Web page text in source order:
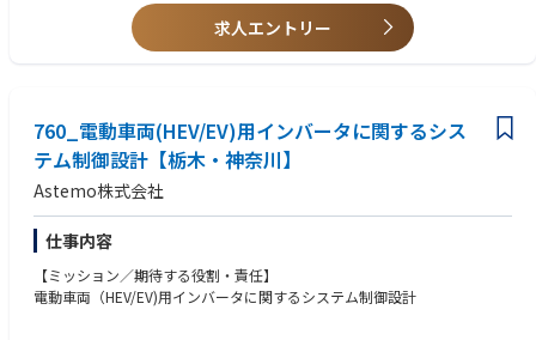
・プログラム基軸での経営管理を実現するためのプログラム収支管理シス
テムの導入にメンバーとして参画
・プログラムデータ管理、グローバル件名の収支分析のオペレーション
・プログラム収支管理システムの導入によるマスターデータ一元管理（信
頼できる唯一の公式数値）
・プログラム収支に関連するデータ、各種マスター等の設計
・プログラム収支の可視化、データ集計、可視化
・プログラムコントローラーの分析サポート
●具体的な仕事内容
・管理システム導入にあたりITベンダーと共同で要件整理、システム設計
するプロジェクトにメンバーとして参画 *別地域で導入済みのシステム
を日本展開するため、ローカライズが主たる推進事項
までをリードする
・個別プロジェクトで得た知見を、再利用可能な参照構成・設計標準とし
・グローバルNo.1クラスの車載コックピット事業を軸に、1兆円を超える
事業規模の変革を、実装の最前線から動かす経験を得られます
・事業課題から出発してアーキテクチャを描くため、単なる技術実装に留
まらない成長機会があります
・基幹業務領域(ERP)、データ基盤、業務アプリ、AI/Agent活用など幅広い
テーマを横断して経験できます
・経営/事業部門と直接議論しながら、将来的にEAやDXリードへキャリア
を広げられます
以下いずれかの領域あるいは両方における深い経験（特にB領域歓迎）
・A) 経営管理・データ基盤領域: ERP、SCM、経営管理、BI、MDM、デー
【歓迎】
・経営管理・データ基盤領域と開発・製造システム領域の双方に関する知
見
・グローバル環境におけるシステム標準化・データ統合経験
・DevOps、CI/CD、OTA等を含むソフトウェア開発基盤構築経験
・事業戦略・業務改革テーマに踏み込み、業務変革までリードした経験
・エンタープライズアーキテクトと連携した全社アーキテクチャ設計経験
求人エントリー
760_電動車両(HEV/EV)用インバータに関するシス
テム制御設計【栃木・神奈川】
Astemo株式会社
仕事内容
【ミッション／期待する役割・責任】
電動車両（HEV/EV)用インバータに関するシステム制御設計